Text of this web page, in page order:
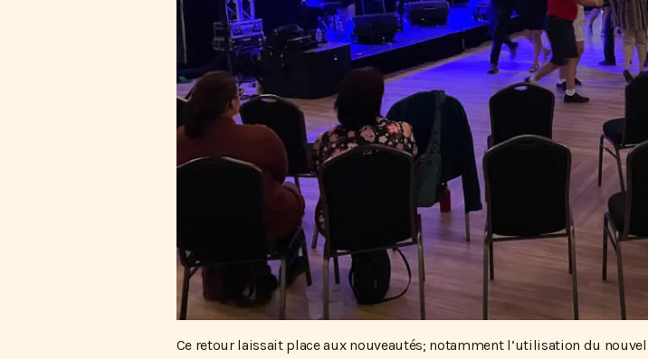
Ce retour laissait place aux nouveautés; notamment l’utilisation du